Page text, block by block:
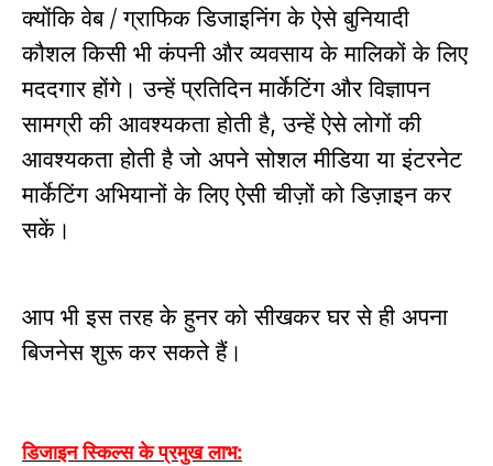
क्योंकि वेब / ग्राफिक डिजाइनिंग के ऐसे बुनियादी
कौशल किसी भी कंपनी और व्यवसाय के मालिकों के लिए
मददगार होंगे। उन्हें प्रतिदिन मार्केटिंग और विज्ञापन
सामग्री की आवश्यकता होती है,उन्हें ऐसे लोगों की
आवश्यकता होती है जो अपने सोशल मीडिया या इंटरनेट
मार्केटिंग अभियानों के लिए ऐसी चीज़ों को डिज़ाइन कर
सकें।
आप भी इस तरह के हुनर ​​को सीखकर घर से ही अपना
बिजनेस शुरू कर सकते हैं।
डिजाइन स्किल्स के प्रमुख लाभ: